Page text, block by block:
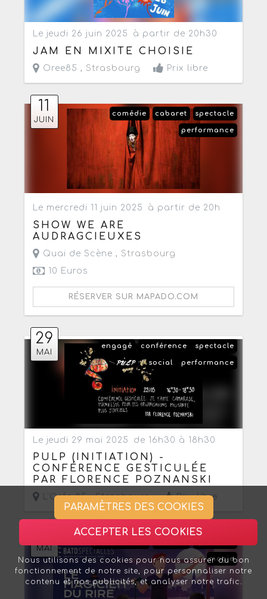
Le jeudi 26 juin 2025 à partir de 20h30
JAM EN MIXITE CHOISIE
Oree85 , Strasbourg Prix libre
11
JUIN
spectacle
cabaret
comédie
performance
Le mercredi 11 juin 2025 à partir de 20h
SHOW WE ARE
AUDRAGCIEUXES
Quai de Scène , Strasbourg
10 Euros
RÉSERVER SUR MAPADO.COM
29
MAI
spectacle
conférence
engagé
performance
social
Le jeudi 29 mai 2025 de 16h30 à 18h30
PULP (INITIATION) -
CONFÉRENCE GESTICULÉE
PAR FLORENCE POZNANSKI
L'Orée 85 ,Strasbourg Prix libre
MAI
magie
PARAMÈTRES DES COOKIES
ACCEPTER LES COOKIES
Nous utilisons des cookies pour nous assurer du bon
fonctionnement de notre site, pour personnaliser notre
contenu et nos publicités, et analyser notre trafic.